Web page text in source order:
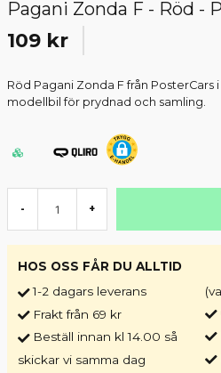
Pagani Zonda F - Röd -
109 kr
Röd Pagani Zonda F från PosterCars i
modellbil för prydnad och samling.
- +
HOS OSS FÅR DU ALLTID
1-2 dagars leverans
Frakt från 69 kr
Beställ innan kl 14.00 så
skickar vi samma dag